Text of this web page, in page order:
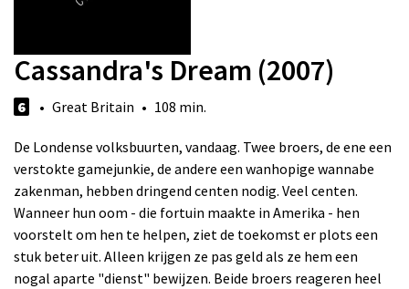
Cassandra's Dream (2007)
6 • Great Britain • 108 min.
De Londense volksbuurten, vandaag. Twee broers, de ene een
verstokte gamejunkie, de andere een wanhopige wannabe
zakenman, hebben dringend centen nodig. Veel centen.
Wanneer hun oom - die fortuin maakte in Amerika - hen
voorstelt om hen te helpen, ziet de toekomst er plots een
stuk beter uit. Alleen krijgen ze pas geld als ze hem een
nogal aparte "dienst" bewijzen. Beide broers reageren heel